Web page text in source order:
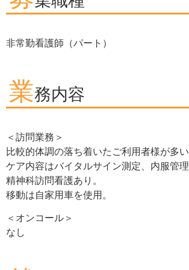
非常勤看護師（パート）
業務内容
＜訪問業務＞
比較的体調の落ち着いたご利用者様が多い
ケア内容はバイタルサイン測定、内服管
精神科訪問看護あり。
移動は自家用車を使用。
＜オンコール＞
なし